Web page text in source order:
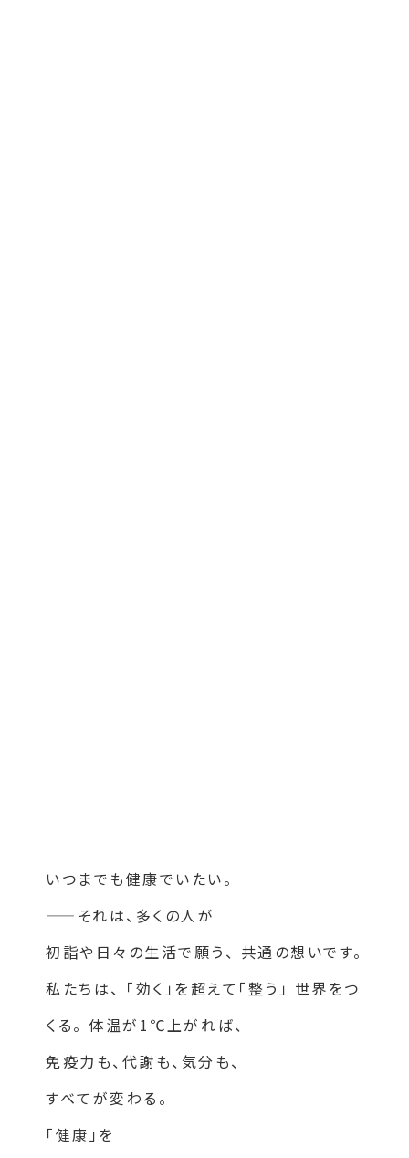
いつまでも健康でいたい。
——それは、多くの人が
初詣や日々の生活で願う、 共通の想いです。
私たちは、 「効く」を超えて「整う」 世界をつ
くる。 体温が 1 ℃上がれば、
免疫力も、代謝も、気分も、
すべてが変わる。
「健康」を